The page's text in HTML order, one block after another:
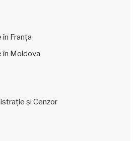
Franța
în Moldova
și Cenzor